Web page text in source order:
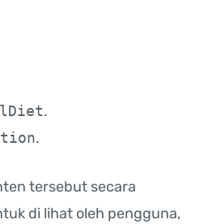
.
.
tersebut secara
di lihat oleh pengguna,